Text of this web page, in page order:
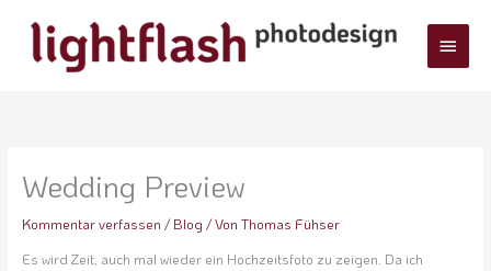
Inhalt
springen
Wedding Preview
Kommentar verfassen /Blog/ Von Thomas Fühser
Es wird Zeit, auch mal wieder ein Hochzeitsfoto zu zeigen. Da ich